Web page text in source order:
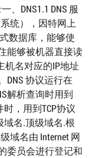
、DNS1.1 DNS 服
系统），因特网上
数据库，能够使
能够被机器直接读
机名对应的IP地址
DNS 协议运行在
解析查询时用到
，用到TCP协议
域名.顶级域名.根
域名由 Internet 网
委员会进行登记和